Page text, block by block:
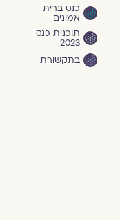
כנס ברית
אמונים
תוכנית כנס
2023
בתקשורת